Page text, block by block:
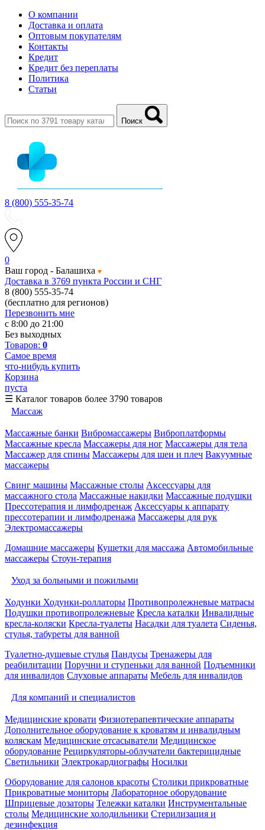
О компании
Доставка и оплата
Оптовым покупателям
Контакты
Кредит
Кредит без переплаты
Политика
Статьи
Поиск
8 (800) 555-35-74
0
Ваш город - Балашиха
Доставка в 3769 пункта России и СНГ
8 (800) 555-35-74
(бесплатно для регионов)
Перезвонить мне
с 8:00 до 21:00
Без выходных
Товаров: 0
Самое время
что-нибудь купить
Корзина
пуста
☰ Каталог товаров более 3790 товаров
Массаж
Массажные банки Вибромассажеры Виброплатформы
Массажные кресла Массажеры для ног Массажеры для тела
Массажер для спины Массажеры для шеи и плеч Вакуумные
массажеры
Свинг машины Массажные столы Аксессуары для
массажного стола Массажные накидки Массажные подушки
Прессотерапия и лимфодренаж Аксессуары к аппарату
прессотерапии и лимфодренажа Массажеры для рук
Электромассажеры
Домашние массажеры Кушетки для массажа Автомобильные
массажеры Стоун-терапия
Уход за больными и пожилыми
Ходунки Ходунки-роллаторы Противопролежневые матрасы
Подушки противопролежневые Кресла каталки Инвалидные
кресла-коляски Кресла-туалеты Насадки для туалета Сиденья,
стулья, табуреты для ванной
Туалетно-душевые стулья Пандусы Тренажеры для
реабилитации Поручни и ступеньки для ванной Подъемники
для инвалидов Слуховые аппараты Мебель для инвалидов
Для компаний и специалистов
Медицинские кровати Физиотерапевтические аппараты
Дополнительное оборудование к кроватям и инвалидным
коляскам Медицинские отсасыватели Медицинское
оборудование Рециркуляторы-облучатели бактерицидные
Светильники Электрокардиографы Носилки
Оборудование для салонов красоты Столики прикроватные
Прикроватные мониторы Лабораторное оборудование
Шприцевые дозаторы Тележки каталки Инструментальные
столы Медицинские холодильники Стерилизация и
дезинфекция